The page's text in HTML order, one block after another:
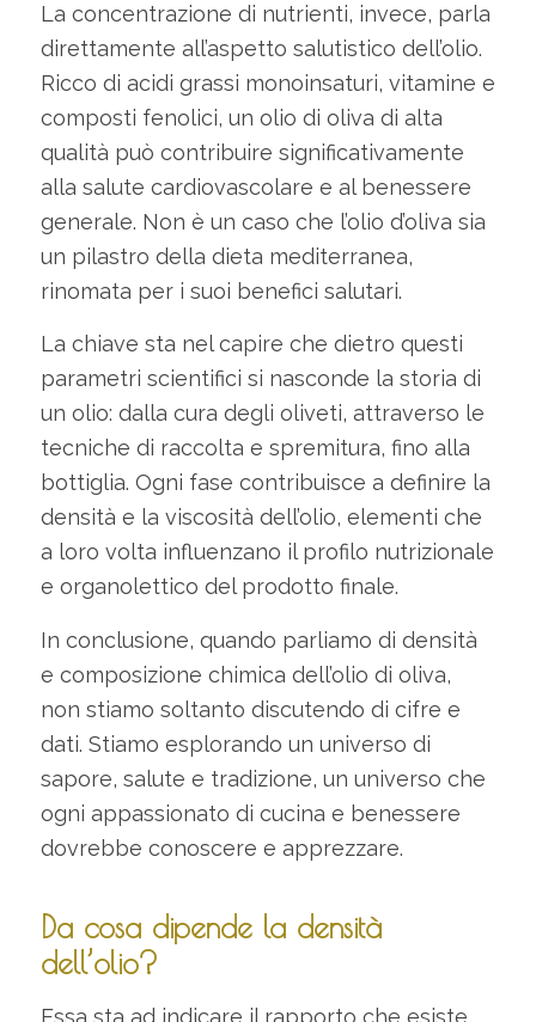
La concentrazione di nutrienti, invece, parla
direttamente all’aspetto salutistico dell’olio.
Ricco di acidi grassi monoinsaturi, vitamine e
composti fenolici, un olio di oliva di alta
qualità può contribuire significativamente
alla salute cardiovascolare e al benessere
generale. Non è un caso che l’olio d’oliva sia
un pilastro della dieta mediterranea,
rinomata per i suoi benefici salutari.
La chiave sta nel capire che dietro questi
parametri scientifici si nasconde la storia di
un olio: dalla cura degli oliveti, attraverso le
tecniche di raccolta e spremitura, fino alla
bottiglia. Ogni fase contribuisce a definire la
densità e la viscosità dell’olio, elementi che
a loro volta influenzano il profilo nutrizionale
e organolettico del prodotto finale.
In conclusione, quando parliamo di densità
e composizione chimica dell’olio di oliva,
non stiamo soltanto discutendo di cifre e
dati. Stiamo esplorando un universo di
sapore, salute e tradizione, un universo che
ogni appassionato di cucina e benessere
dovrebbe conoscere e apprezzare.
Da cosa dipende la densità
dell’olio?